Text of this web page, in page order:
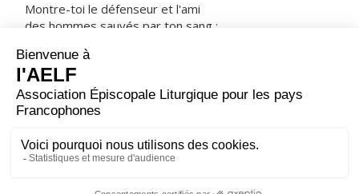
Montre-toi le défenseur et l'ami
des hommes sauvés par ton sang :
dans ta joie et dans ta lumière.
ORAISON
Dieu qui as uni tant de peuples divers dans la même
d'avoir au cœur la même foi et dans la vie le même
amour.